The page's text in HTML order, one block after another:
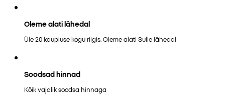
Oleme alati lähedal
Üle 20 kaupluse kogu riigis. Oleme alati Sulle lähedal
Soodsad hinnad
Kõik vajalik soodsa hinnaga